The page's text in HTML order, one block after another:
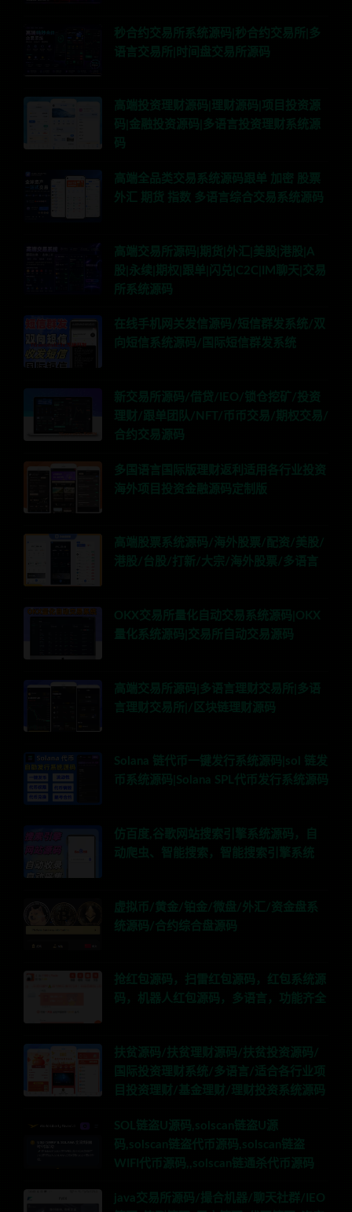
秒合约交易所系统源码|秒合约交易所|多
语言交易所|时间盘交易所源码
高端投资理财源码|理财源码|项目投资源
码|金融投资源码|多语言投资理财系统源
码
高端全品类交易系统源码跟单 加密 股票
外汇 期货 指数 多语言综合交易系统源码
高端交易所源码|期货|外汇|美股|港股|A
股|永续|期权|跟单|闪兑|C2C|IM聊天|交易
所系统源码
在线手机网关发信源码/短信群发系统/双
向短信系统源码/国际短信群发系统
新交易所源码/借贷/IEO/锁仓挖矿/投资
理财/跟单团队/NFT/币币交易/期权交易/
合约交易源码
多国语言国际版理财返利适用各行业投资
海外项目投资金融源码定制版
高端股票系统源码/海外股票/配资/美股/
港股/台股/打新/大宗/海外股票/多语言
OKX交易所量化自动交易系统源码|OKX
量化系统源码|交易所自动交易源码
高端交易所源码|多语言理财交易所|多语
言理财交易所|/区块链理财源码
Solana 链代币一键发行系统源码|sol 链发
币系统源码|Solana SPL代币发行系统源码
仿百度,谷歌网站搜索引擎系统源码，自
动爬虫、智能搜索，智能搜索引擎系统
虚拟币/黄金/铂金/微盘/外汇/资金盘系
统源码/合约综合盘源码
抢红包源码，扫雷红包源码，红包系统源
码，机器人红包源码，多语言，功能齐全
扶贫源码/扶贫理财源码/扶贫投资源码/
国际投资理财系统/多语言/适合各行业项
目投资理财/基金理财/理财投资系统源码
SOL链盗U源码,solscan链盗U源
码,solscan链盗代币源码,solscan链盗
WIFI代币源码,,solscan链通杀代币源码
java交易所源码/撮合机器/聊天社群/IEO